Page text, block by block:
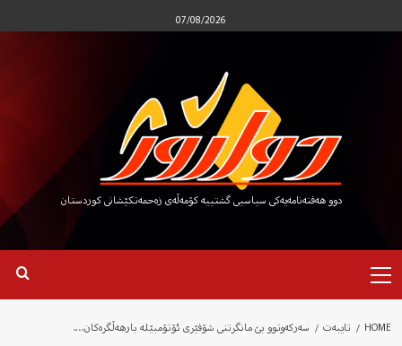
to
07/08/2026
دوو هەفتەنامەیەکی سیاسیی گشتییە کۆمەڵەی زەحمەتکێشانی کوردستان
Menu
HOME تایبەت سەرکەوتوو بێ مانگرتنی شۆفێری ئۆتۆمبێلە بارهەڵگرەکان….